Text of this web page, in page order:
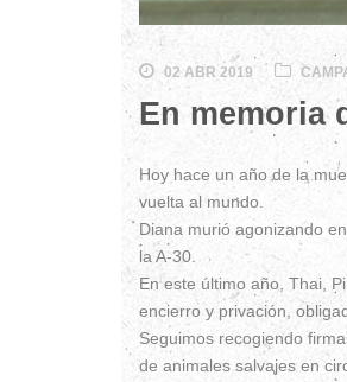
02 ABR 2019
En memoria
Hoy hace un año de la
vuelta al mundo.
Diana murió agonizando
la A-30.
En este último año, Thai,
encierro y privación,
Seguimos recogiendo
de animales salvajes en